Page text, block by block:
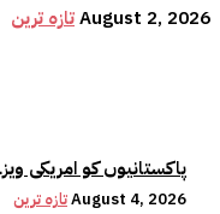
تازہ ترینAugust 2, 2026
پاکستانیوں کو امریکی
تازہ ترینAugust 4, 2026